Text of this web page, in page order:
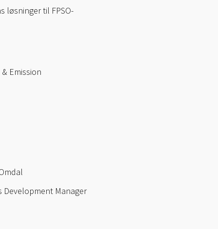
løsninger til FPSO-
Emission
Development Manager